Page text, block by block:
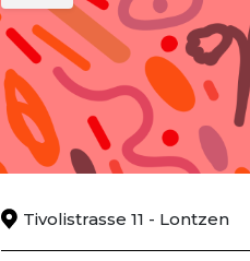
Tivolistrasse 11 - Lontzen